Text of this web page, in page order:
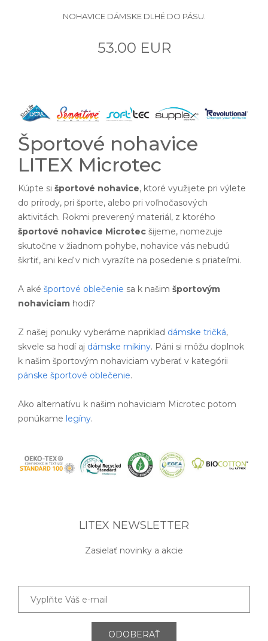
NOHAVICE DÁMSKE DLHÉ DO PÁSU.
53.00 EUR
Športové nohavice
LITEX Microtec
Kúpte si športové nohavice, ktoré využijete pri výlete
do prírody, pri športe, alebo pri voľnočasových
aktivitách. Rokmi preverený materiál, z ktorého
športové nohavice Microtec šijeme, nomezuje
skutočne v žiadnom pohybe, nohavice vás nebudú
škrtiť, ani keď v nich vyrazíte na posedenie s priateľmi.
A aké športové oblečenie sa k našim športovým
nohaviciam hodí?
Z našej ponuky vyberáme napriklad dámske tričká,
skvele sa hodí aj dámske mikiny. Páni si môžu doplnok
k našim športovým nohaviciam vyberať v kategórii
pánske športové oblečenie.
Ako alternatívu k našim nohaviciam Microtec potom
ponúkame legíny.
LITEX NEWSLETTER
Zasielať novinky a akcie
ODOBERAŤ